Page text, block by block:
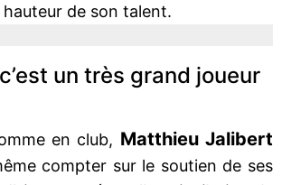
hauteur de son talent.
un très grand joueur
en club, Matthieu Jalibert
compter sur le soutien de ses